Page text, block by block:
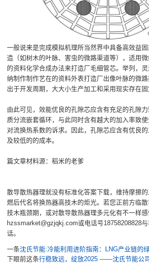
一般说来是完成模拟机理所当然界中具备高效益
造（如树木的叶脉、害虫的微路渠道等），适用
的资料化学合成办法来打造厂毛细管芯。举列，
纳制作制作艺在的资料外表打造厂出像叶脉的微
出于开发周期，大大小生产加工和采用现实存在固
由此可见，效能优良的孔隙芯应含有充足的孔隙
质分流嵌套循环，与此同时含有越大的加入率致
对流换热系数的诉求。因此，孔隙芯应含有优良
及较低的的成本。
篇文章材料源：稻米的老爹
散导散热器理就没有标准化答案下载，维持摩擦
燃后代名将换热器高技木的炬光。若您正前方临
技木瓶颈期，或对散导散热器理多元化有不一样
hzssmarket@gzjqkj.com或电话号18758208828
话。
一条沈氏节能:冷能利用进阶指南：LNG产业链的
下眼前这条行稳致远，绽放2025 ——沈氏节能公